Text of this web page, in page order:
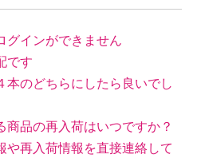
グインができません
です
本のどちらにしたら良いでし
商品の再入荷はいつですか？
や再入荷情報を直接連絡して